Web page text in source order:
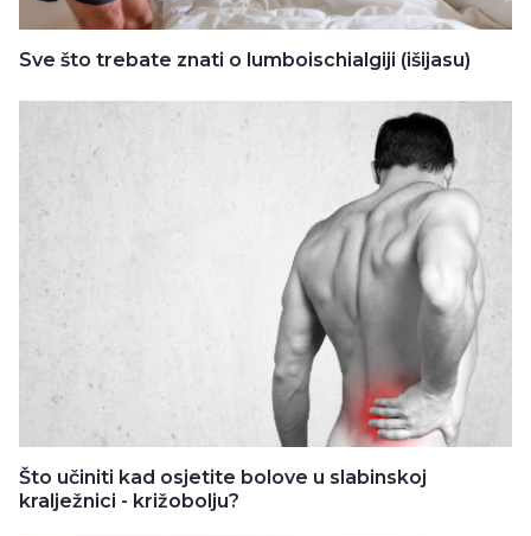
Sve što trebate znati o lumboischialgiji (išijasu)
Što učiniti kad osjetite bolove u slabinskoj
kralježnici - križobolju?